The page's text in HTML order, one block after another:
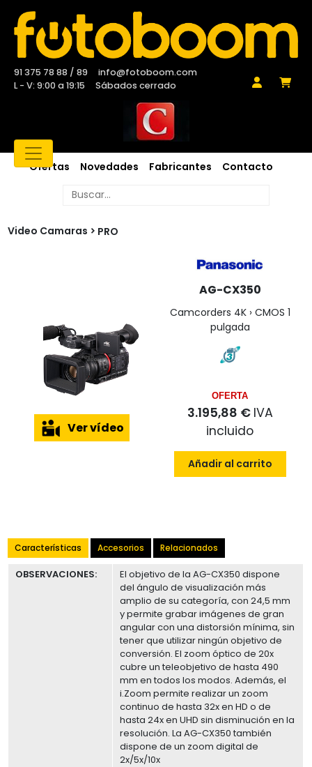
91 375 78 88 / 89
info@fotoboom.com
L - V: 9:00 a 19:15
Sábados cerrado
Ofertas Novedades Fabricantes Contacto
Video Camaras PRO
Ver vídeo
AG-CX350
Camcorders 4K › CMOS 1
pulgada
OFERTA
3.195,88 € IVA
incluido
Añadir al carrito
Características Accesorios Relacionados
OBSERVACIONES:
El objetivo de la AG-CX350 dispone
del ángulo de visualización más
amplio de su categoría, con 24,5 mm
y permite grabar imágenes de gran
angular con una distorsión mínima, sin
tener que utilizar ningún objetivo de
conversión. El zoom óptico de 20x
cubre un teleobjetivo de hasta 490
mm en todos los modos. Además, el
i.Zoom permite realizar un zoom
continuo de hasta 32x en HD o de
hasta 24x en UHD sin disminución en la
resolución. La AG-CX350 también
dispone de un zoom digital de
2x/5x/10x